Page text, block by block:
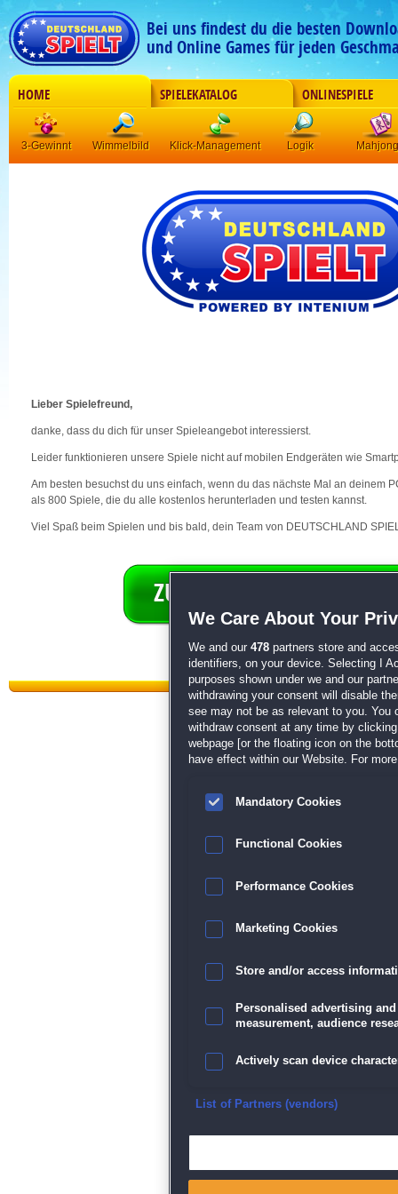
Bei uns findest du die besten
und Online Games für jeden
HOME SPIELEKATALOG ONLINESPIELE
3-Gewinnt Wimmelbild Klick-Management Logik Mahjong
Lieber Spielefreund,
danke, dass du dich für unser Spieleangebot interessierst.
Leider funktionieren unsere Spiele nicht auf mobilen Endgeräten wie
Am besten besuchst du uns einfach, wenn du das nächste Mal an deinem
als 800 Spiele, die du alle kostenlos herunterladen und testen kannst.
Viel Spaß beim Spielen und bis bald, dein Team von DEUTSCHLAND
Datenschutz| AGB|Impressum
We Care About Your
We and our 478 partners store and
identifiers, on your device. Selecting I
purposes shown under we and our
withdrawing your consent will disable
see may not be as relevant to you. You
withdraw consent at any time by
webpage [or the floating icon on the
have effect within our Website. For
Mandatory Cookies
Functional Cookies
Performance Cookies
Marketing Cookies
Store and/or access
Personalised advertising
measurement, audience
Actively scan device
Ensure security, prevent
List of Partners (vendors)